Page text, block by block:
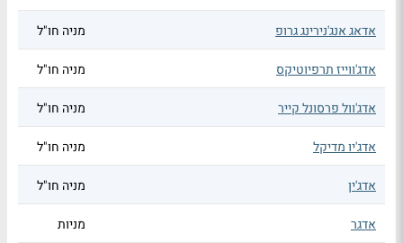
אדאג אנג'נירינג גרופ מניה חו"ל
אדג'ווייז תרפיוטיקס מניה חו"ל
אדג'וול פרסונל קייר מניה חו"ל
אדג'יו מדיקל מניה חו"ל
אדג'ין מניה חו"ל
אדגר מניות